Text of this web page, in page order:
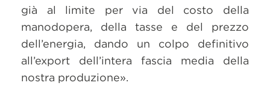
già al limite per via del costo della
manodopera, della tasse e del prezzo
dell’energia, dando un colpo definitivo
all’export dell’intera fascia media della
nostra produzione».